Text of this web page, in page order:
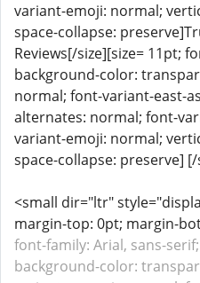
variant-emoji: normal;
space-collapse:
Reviews[/size][size= 11pt;
background-color:
normal; font-variant-east-
alternates: normal; font-
variant-emoji: normal;
space-collapse: preserve]
<small dir="ltr"
margin-top: 0pt; margin-
font-family: Arial, sans-
background-color: